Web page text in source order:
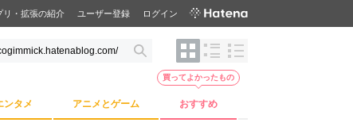
リ・拡張の紹介 ユーザー登録 ログイン
ンタメ アニメとゲーム おすすめ
買ってよかったもの